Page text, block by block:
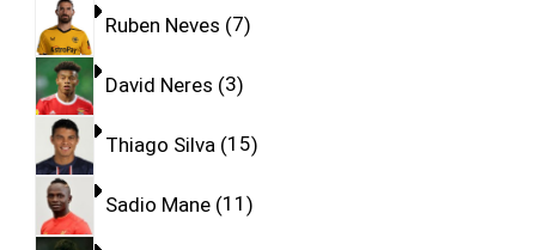
Ruben Neves 7
David Neres 3
Thiago Silva 15
Sadio Mane 11